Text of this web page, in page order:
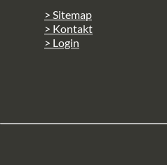
> Sitemap
> Kontakt
> Login